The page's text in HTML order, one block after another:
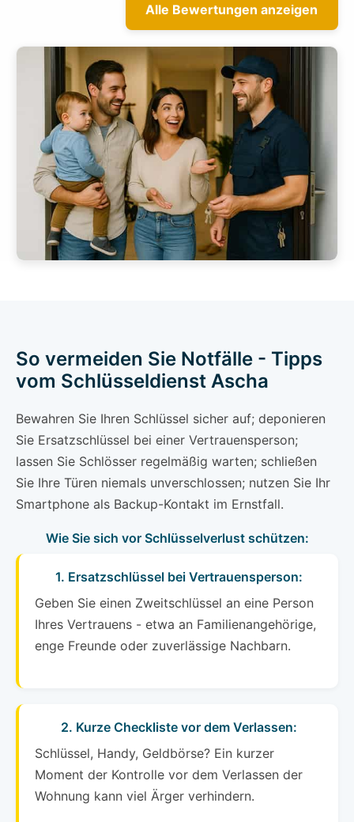
Alle Bewertungen anzeigen
So vermeiden Sie Notfälle - Tipps
vom Schlüsseldienst Ascha
Bewahren Sie Ihren Schlüssel sicher auf; deponieren
Sie Ersatzschlüssel bei einer Vertrauensperson;
lassen Sie Schlösser regelmäßig warten; schließen
Sie Ihre Türen niemals unverschlossen; nutzen Sie Ihr
Smartphone als Backup-Kontakt im Ernstfall.
Wie Sie sich vor Schlüsselverlust schützen:
1. Ersatzschlüssel bei Vertrauensperson:
Geben Sie einen Zweitschlüssel an eine Person
Ihres Vertrauens - etwa an Familienangehörige,
enge Freunde oder zuverlässige Nachbarn.
2. Kurze Checkliste vor dem Verlassen:
Schlüssel, Handy, Geldbörse? Ein kurzer
Moment der Kontrolle vor dem Verlassen der
Wohnung kann viel Ärger verhindern.